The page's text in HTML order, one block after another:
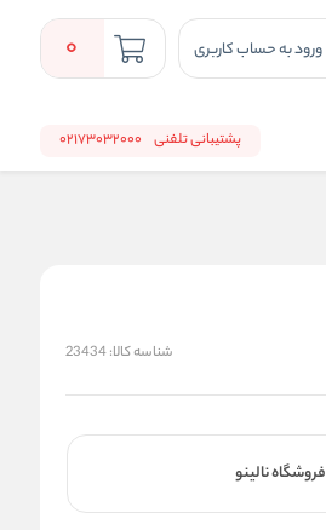
ورود به حساب کاربری 0
پشتیبانی تلفنی 02173032000
شناسه کالا:23434
فروشگاه نالینو